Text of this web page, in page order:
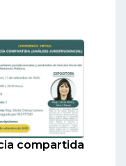
compartida